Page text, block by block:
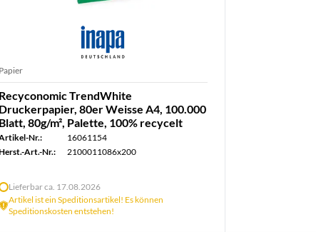
Papier
Recyconomic TrendWhite
Druckerpapier, 80er Weisse A4, 100.000
Blatt, 80g/m², Palette, 100% recycelt
Nr.:
16061154
Art.-Nr.:
2100011086x200
Lieferbar ca. 17.08.2026
Artikel ist ein Speditionsartikel! Es können
Speditionskosten entstehen!